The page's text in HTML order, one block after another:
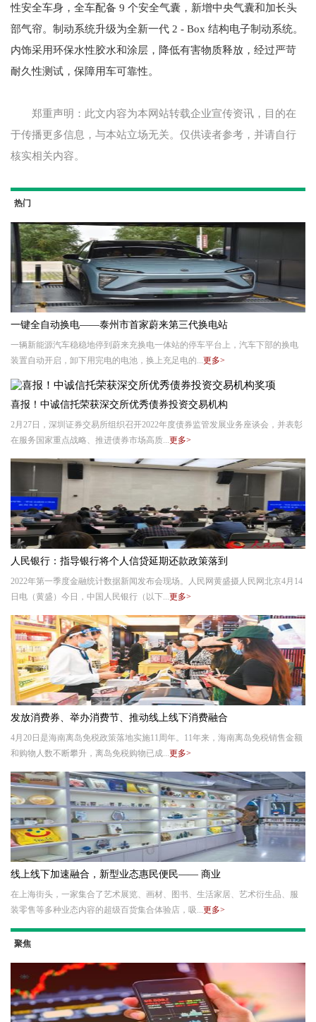
性安全车身，全车配备 9 个安全气囊，新增中央气囊和加长头
部气帘。制动系统升级为全新一代 2 - Box 结构电子制动系统。
内饰采用环保水性胶水和涂层，降低有害物质释放，经过严苛
耐久性测试，保障用车可靠性。
郑重声明：此文内容为本网站转载企业宣传资讯，目的在
于传播更多信息，与本站立场无关。仅供读者参考，并请自行
核实相关内容。
热门
一键全自动换电——泰州市首家蔚来第三代换电站
一辆新能源汽车稳稳地停到蔚来充换电一体站的停车平台上，汽车下部的换电
装置自动开启，卸下用完电的电池，换上充足电的...更多>
喜报！中诚信托荣获深交所优秀债券投资交易机构
2月27日，深圳证券交易所组织召开2022年度债券监管发展业务座谈会，并表彰
在服务国家重点战略、推进债券市场高质...更多>
人民银行：指导银行将个人信贷延期还款政策落到
2022年第一季度金融统计数据新闻发布会现场。人民网黄盛摄人民网北京4月14
日电（黄盛）今日，中国人民银行（以下...更多>
发放消费券、举办消费节、推动线上线下消费融合
4月20日是海南离岛免税政策落地实施11周年。11年来，海南离岛免税销售金额
和购物人数不断攀升，离岛免税购物已成...更多>
线上线下加速融合，新型业态惠民便民—— 商业
在上海街头，一家集合了艺术展览、画材、图书、生活家居、艺术衍生品、服
装零售等多种业态内容的超级百货集合体验店，吸...更多>
聚焦